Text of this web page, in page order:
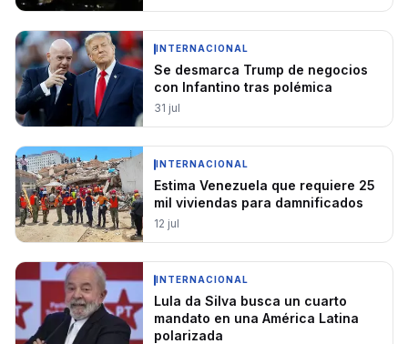
INTERNACIONAL
Se desmarca Trump de negocios
con Infantino tras polémica
31 jul
INTERNACIONAL
Estima Venezuela que requiere 25
mil viviendas para damnificados
12 jul
INTERNACIONAL
Lula da Silva busca un cuarto
mandato en una América Latina
polarizada